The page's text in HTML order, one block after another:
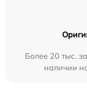
Более 20 тыс.
наличии